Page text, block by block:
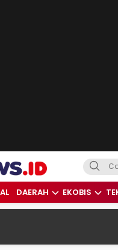
Hari ini dari Indonesia
DAERAH EKOBIS